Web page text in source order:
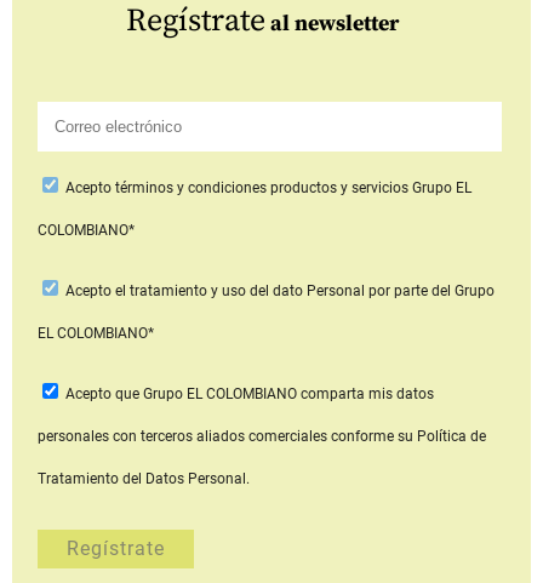
Regístrate al newsletter
Aceptotérminos y condiciones productos y serviciosGrupo EL
COLOMBIANO*
Acepto el tratamiento y uso del dato Personal por parte del Grupo
EL COLOMBIANO*
Acepto que Grupo EL COLOMBIANOcomparta mis datos
personales con terceros aliados comerciales conforme su Política de
Tratamiento del Datos Personal.